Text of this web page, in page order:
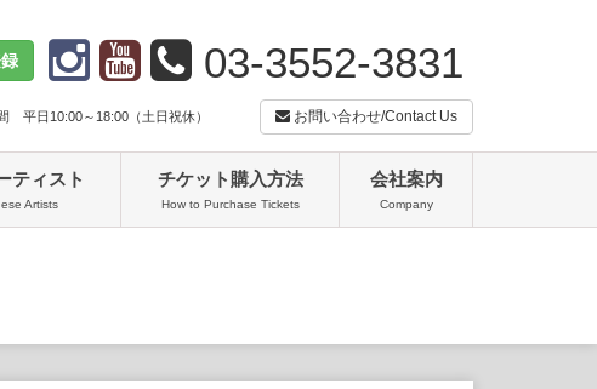
03-3552-3831
平日10:00～18:00（土日祝休） お問い合わせ/Contact Us
ティスト
Artists
チケット購入方法
How to Purchase Tickets
会社案内
Company